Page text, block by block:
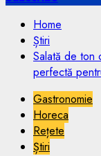
Home
Știri
Salată de ton
perfectă
Gastronomie
Horeca
Rețete
Știri